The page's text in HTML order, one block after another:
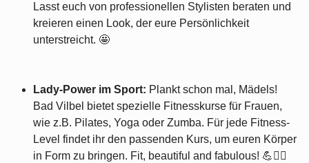
Lasst euch von professionellen Stylisten beraten und
kreieren einen Look, der eure Persönlichkeit
unterstreicht. 🤩
Lady-Power im Sport: Plankt schon mal, Mädels!
Bad Vilbel bietet spezielle Fitnesskurse für Frauen,
wie z.B. Pilates, Yoga oder Zumba. Für jede Fitness-
Level findet ihr den passenden Kurs, um euren Körper
in Form zu bringen. Fit, beautiful and fabulous! 💪👯‍♀️